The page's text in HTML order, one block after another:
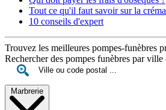
Tout ce qu'il faut savoir sur la
10 conseils d'expert
Trouvez les meilleures pompes-funèbres
Rechercher des pompes funèbres par ville
Marbrerie